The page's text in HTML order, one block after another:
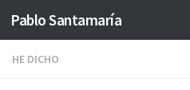
Saltar al contenido
Pablo Santamaría
HE DICHO